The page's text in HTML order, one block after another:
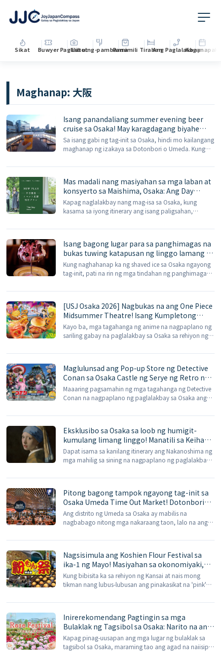
Sikat BuwyerPaglilibot
Lutuing-pambansa
Pamimili TirahanAng PaglalakbayKaganapan
Maghanap: 大阪
Isang panandaliang summer evening beer
cruise sa Osaka! May karagdagang biyahe
para sa 'Sunflower Summer Evening Beer
Cruise' sa ika-6 at ika-30 ng Agosto.
Sa isang gabi ng tag-init sa Osaka, hindi mo kailangang
maghanap ng izakaya sa Dotonbori o Umeda. Kung
ng draft beer, makinig sa musika sa barko, at
Osaka' nang sabay-sabay, maaari mong […]
Mas madali nang masiyahan sa mga laban at
konsyerto sa Maishima, Osaka: Ang Day
Osaka weekday accommodation package –
10% na alok
Kapag naglalakbay nang mag-isa sa Osaka, kung
kasama sa iyong itinerary ang isang paligsahan,
Maishima, ang iyong pagpili ng matutuluyan ay
iyong antas ng enerhiya sa araw na iyon. Matatagpuan
sa Maishima, Osaka, ang Flower […]
Isang bagong lugar para sa panghimagas na
bukas tuwing katapusan ng linggo lamang sa
Tenroku, Osaka: ang 'Hikino-gumo', na likha
ng isang Pranses na chef, ay binabago ang
platong panghimagas.
Kung naghahanap ka ng shaved ice sa Osaka ngayong
tag-init, pati na rin ng mga tindahan ng panghimagas
pop-up shop na may kaunting karakter. Sa ika-11 ng
bukas tuwing katapusan ng linggo […]
[USJ Osaka 2026] Nagbukas na ang One Piece
Midsummer Theatre! Isang Kumpletong
Gabay sa Restawran ng Hapunian ng Straw
Hat, Mga Live na Pagtatanghal, at Mga Tiket
Kayo ba, mga tagahanga ng anime na nagpaplano ng
sariling gabay na paglalakbay sa Osaka sa rehiyon ng
sa pinaka-kapana-panabik na pista ngayong tag-init?
Maglulunsad ang Pop-up Store ng Detective
Conan sa Osaka Castle ng Serye ng Retro na
Laro sa ika-11 ng Hulyo: Mga Panandaliang
Edisyon ng Paninda, Libreng Regalo, at
Maaaring pagsamahin ng mga tagahanga ng Detective
Conan na nagpaplano ng paglalakbay sa Osaka ang
limitadong edisyong paninda sa iisang hentong.
ang Detective Conan Osaka […]
Eksklusibo sa Osaka sa loob ng humigit-
kumulang limang linggo! Manatili sa Keihan
Hotel at tingnan ang *Girl with a Pearl
Earring* ni Vermeer.
Dapat isama sa kanilang itinerary ang Nakanoshima ng
mga mahilig sa sining na nagpaplano ng paglalakbay
Nakatakdang magbukas sa Osaka Nakanoshima
Pearl Earring* ni Vermeer, […]
Pitong bagong tampok ngayong tag-init sa
Osaka Umeda Time Out Market! Dotonbori
takoyaki, lutuing Thai at Koreano, at mga
panghimagas ng hotel ay ngayon inaalok.
Ang distrito ng Umeda sa Osaka ay mabilis na
nagbabago nitong mga nakaraang taon, lalo na ang
bahagi ng Istasyon ng Osaka, na nagbabago mula sa
Nagsisimula ang Koshien Flour Festival sa
ika-1 ng Mayo! Masiyahan sa okonomiyaki,
takoyaki, at higanteng pork buns nang
sabay-sabay.
Kung bibisita ka sa rehiyon ng Kansai at nais mong
tikman nang lubus-lubusan ang pinakasikat na 'pink'
bisitahin ang kasalukuyang kaganapan sa Hanshin
Inirerekomendang Pagtingin sa mga
Bulaklak ng Tagsibol sa Osaka: Narito na ang
Pista ng Rosas sa Hirakata Park, na may 4,000
rosas mula sa 600 uri na nasa kasagsagan ng
Kapag pinag-uusapan ang mga lugar ng bulaklak sa
tagsibol sa Osaka, maraming tao ang agad na naiisip